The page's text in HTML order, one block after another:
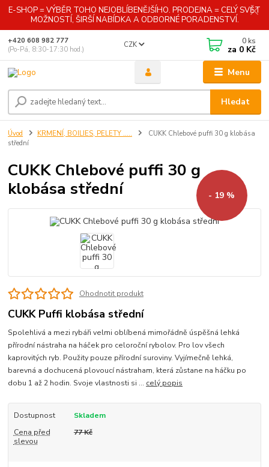
E-SHOP = VÝBĚR TOHO NEJOBLÍBENĚJŠÍHO. PRODEJNA = CELÝ SVĚT
MOŽNOSTÍ, ŠIRŠÍ NABÍDKA A ODBORNÉ PORADENSTVÍ.
Menu
CZK
Hledat
+420 608 982 777
(Po-Pá, 8:30-17:30 hod.)
0 ks
za 0 Kč
Úvod KRMENÍ, BOILIES, PELETY .....
CUKK Chlebové puffi 30 g klobása
střední
CUKK Chlebové puffi 30 g
klobása střední
- 19 %
Ohodnotit produkt
CUKK Puffi klobása střední
Spolehlivá a mezi rybáři velmi oblíbená mimořádně úspěšná lehká
přírodní nástraha na háček pro celoroční rybolov. Pro lov všech
kaprovitých ryb. Použity pouze přírodní suroviny. Vyjímečně lehká,
barevná a dochucená plovoucí nástraham, která zůstane na háčku po
dobu 1 až 2 hodin. Svoje vlastnosti si ... celý popis
Dostupnost
Skladem
Cena před
slevou
77 Kč